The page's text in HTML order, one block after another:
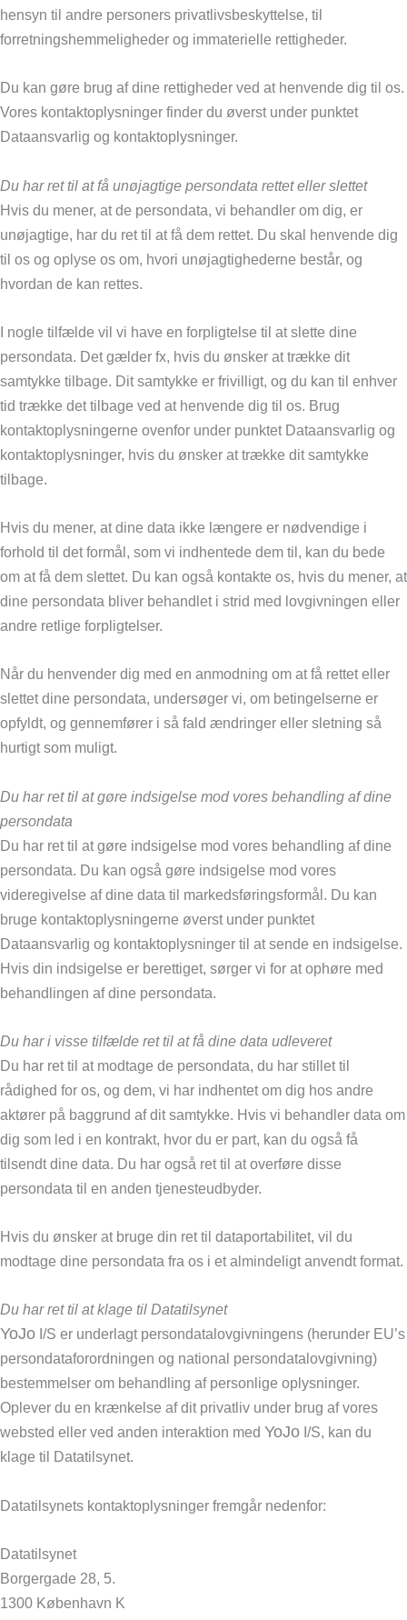
hensyn til andre personers privatlivsbeskyttelse, til
forretningshemmeligheder og immaterielle rettigheder.
Du kan gøre brug af dine rettigheder ved at henvende dig til os.
Vores kontaktoplysninger finder du øverst under punktet
Dataansvarlig og kontaktoplysninger.
Du har ret til at få unøjagtige persondata rettet eller slettet
Hvis du mener, at de persondata, vi behandler om dig, er
unøjagtige, har du ret til at få dem rettet. Du skal henvende dig
til os og oplyse os om, hvori unøjagtighederne består, og
hvordan de kan rettes.
I nogle tilfælde vil vi have en forpligtelse til at slette dine
persondata. Det gælder fx, hvis du ønsker at trække dit
samtykke tilbage. Dit samtykke er frivilligt, og du kan til enhver
tid trække det tilbage ved at henvende dig til os. Brug
kontaktoplysningerne ovenfor under punktet Dataansvarlig og
kontaktoplysninger, hvis du ønsker at trække dit samtykke
tilbage.
Hvis du mener, at dine data ikke længere er nødvendige i
forhold til det formål, som vi indhentede dem til, kan du bede
om at få dem slettet. Du kan også kontakte os, hvis du mener, at
dine persondata bliver behandlet i strid med lovgivningen eller
andre retlige forpligtelser.
Når du henvender dig med en anmodning om at få rettet eller
slettet dine persondata, undersøger vi, om betingelserne er
opfyldt, og gennemfører i så fald ændringer eller sletning så
hurtigt som muligt.
Du har ret til at gøre indsigelse mod vores behandling af dine
persondata
Du har ret til at gøre indsigelse mod vores behandling af dine
persondata. Du kan også gøre indsigelse mod vores
videregivelse af dine data til markedsføringsformål. Du kan
bruge kontaktoplysningerne øverst under punktet
Dataansvarlig og kontaktoplysninger til at sende en indsigelse.
Hvis din indsigelse er berettiget, sørger vi for at ophøre med
behandlingen af dine persondata.
Du har i visse tilfælde ret til at få dine data udleveret
Du har ret til at modtage de persondata, du har stillet til
rådighed for os, og dem, vi har indhentet om dig hos andre
aktører på baggrund af dit samtykke. Hvis vi behandler data om
dig som led i en kontrakt, hvor du er part, kan du også få
tilsendt dine data. Du har også ret til at overføre disse
persondata til en anden tjenesteudbyder.
Hvis du ønsker at bruge din ret til dataportabilitet, vil du
modtage dine persondata fra os i et almindeligt anvendt format.
Du har ret til at klage til Datatilsynet
YoJo I/S er underlagt persondatalovgivningens (herunder EU’s
persondataforordningen og national persondatalovgivning)
bestemmelser om behandling af personlige oplysninger.
Oplever du en krænkelse af dit privatliv under brug af vores
websted eller ved anden interaktion med YoJo I/S, kan du
klage til Datatilsynet.
Datatilsynets kontaktoplysninger fremgår nedenfor:
Datatilsynet
Borgergade 28, 5.
1300 København K